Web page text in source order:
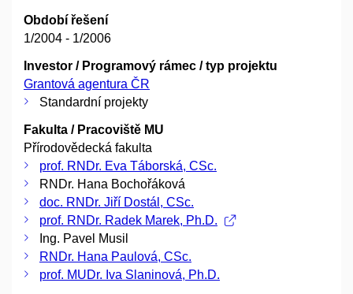
Období řešení
1/2004 - 1/2006
Investor / Programový rámec / typ projektu
Grantová agentura ČR
Standardní projekty
Fakulta / Pracoviště MU
Přírodovědecká fakulta
prof. RNDr. Eva Táborská, CSc.
RNDr. Hana Bochořáková
doc. RNDr. Jiří Dostál, CSc.
prof. RNDr. Radek Marek, Ph.D.
Ing. Pavel Musil
RNDr. Hana Paulová, CSc.
prof. MUDr. Iva Slaninová, Ph.D.